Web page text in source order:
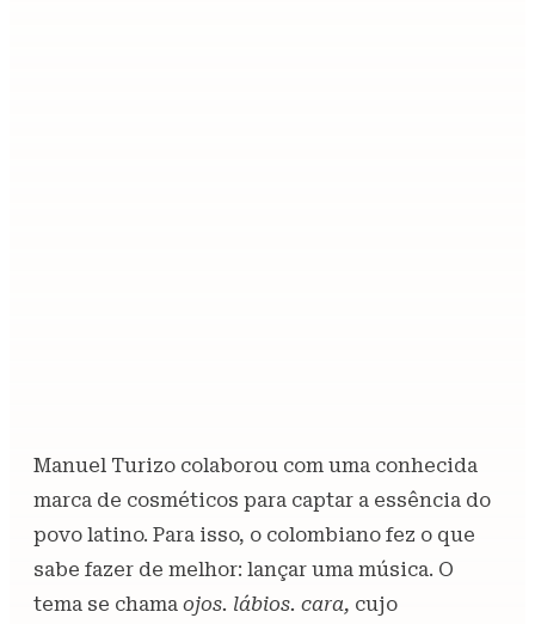
Manuel Turizo colaborou com uma conhecida
marca de cosméticos para captar a essência do
povo latino. Para isso, o colombiano fez o que
sabe fazer de melhor: lançar uma música. O
tema se chama ojos. lábios. cara, cujo